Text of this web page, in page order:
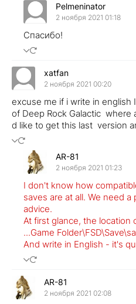
Pelmeninator
2 ноября 2021 01:18
Спасибо!
xatfan
2 ноября 2021 00:20
excuse me if i write in english
of Deep Rock Galactic where
d like to get this last version
AR-81
2 ноября 2021 01:23
I don't know how
saves are at all. We need
advice.
At first glance, the location
...Game
And write in English - it's
AR-81
2 ноября 2021 02:08